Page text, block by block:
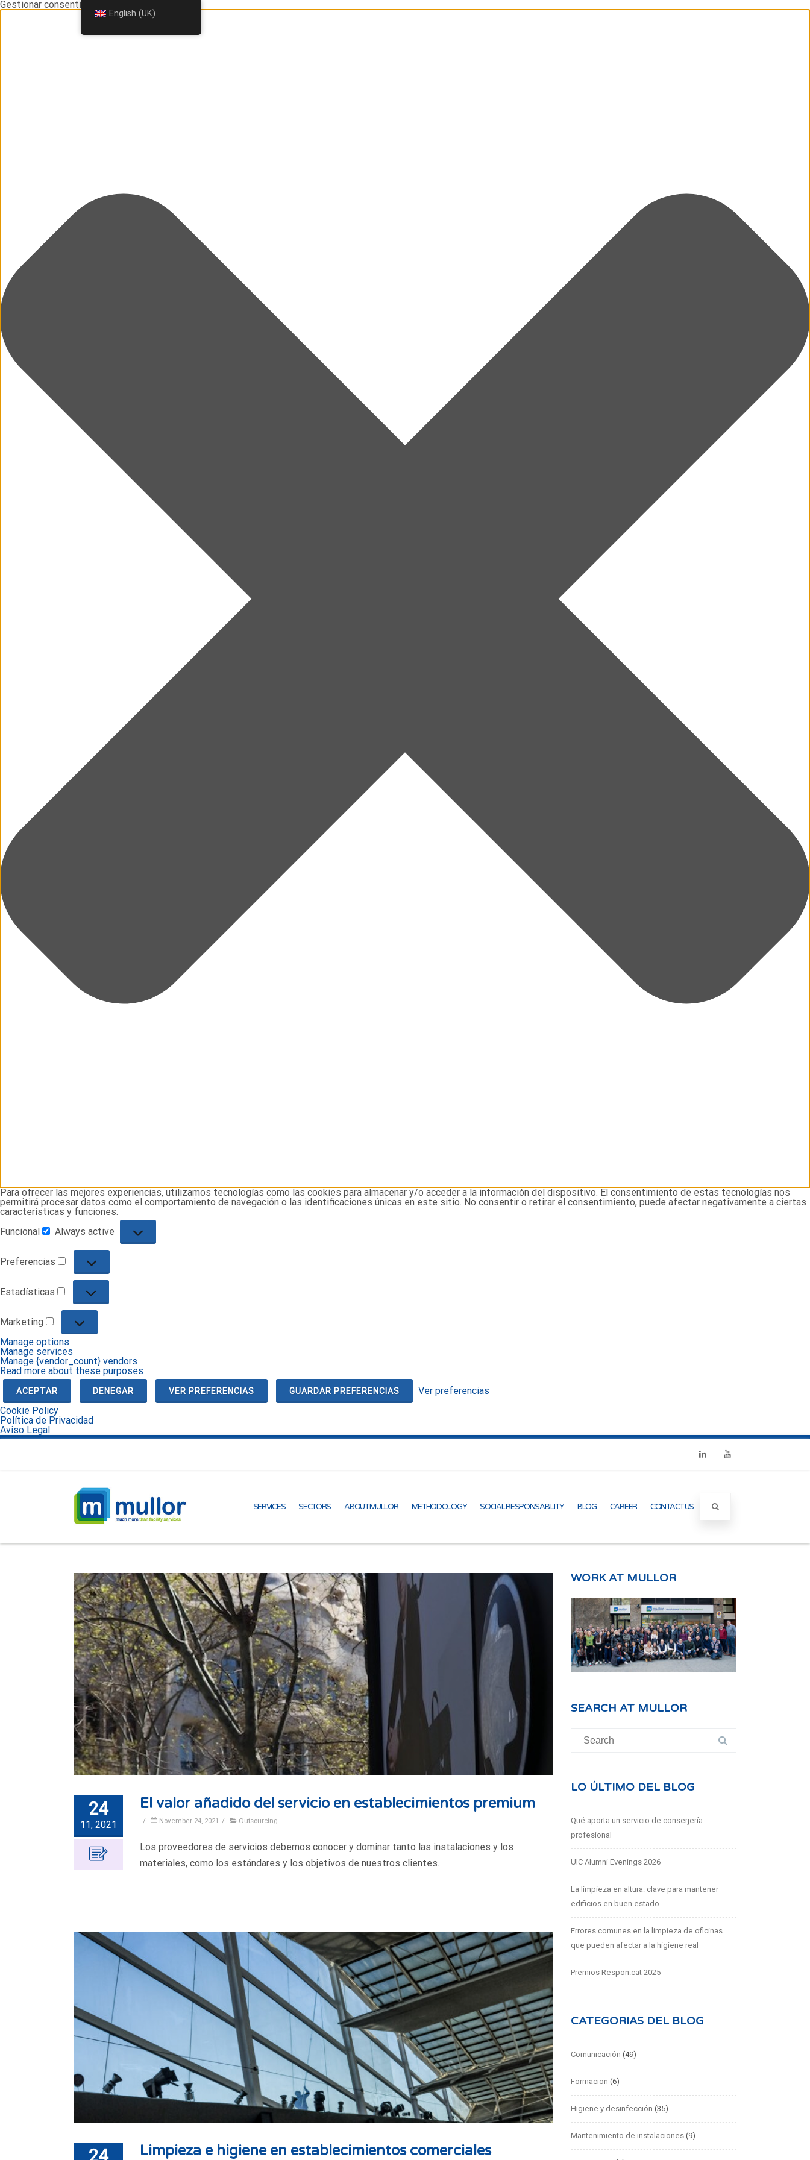
Gestionar consentimiento
Para ofrecer las mejores experiencias, utilizamos tecnologías como las cookies para almacenar y/o acceder a la información del dispositivo. El consentimiento de estas tecnologías nos
permitirá procesar datos como el comportamiento de navegación o las identificaciones únicas en este sitio. No consentir o retirar el consentimiento, puede afectar negativamente a ciertas
características y funciones.
Funcional
Funcional
Always active
Preferencias
Preferencias
Estadísticas
Estadísticas
Marketing
Marketing
Manage options
Manage services
Manage {vendor_count} vendors
Read more about these purposes
ACEPTAR DENEGAR VER PREFERENCIAS GUARDAR PREFERENCIAS
Ver preferencias
Cookie Policy
Política de Privacidad
Aviso Legal
SERVICES SECTORS ABOUT MULLOR METHODOLOGY SOCIAL RESPONSABILITY BLOG CAREER CONTACT US
24
11, 2021
El valor añadido del servicio en establecimientos premium
/ November 24, 2021 / Outsourcing
Los proveedores de servicios debemos conocer y dominar tanto las instalaciones y los
materiales, como los estándares y los objetivos de nuestros clientes.
Limpieza e higiene en establecimientos comerciales
WORK AT MULLOR
SEARCH AT MULLOR
for:
LO ÚLTIMO DEL BLOG
Qué aporta un servicio de conserjería
profesional
UIC Alumni Evenings 2026
La limpieza en altura: clave para mantener
edificios en buen estado
Errores comunes en la limpieza de oficinas
que pueden afectar a la higiene real
Premios Respon.cat 2025
CATEGORIAS DEL BLOG
Comunicación (49)
Formacion (6)
Higiene y desinfección (35)
Mantenimiento de instalaciones (9)
English (UK)